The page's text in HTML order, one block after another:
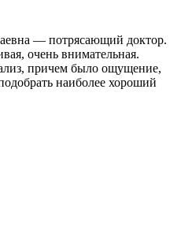
— потрясающий доктор.
очень внимательная.
причем было ощущение,
наиболее хороший